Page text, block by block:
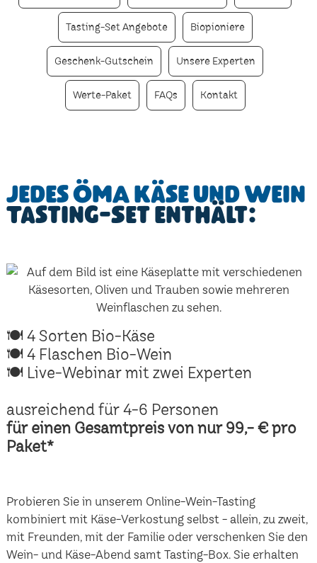
Tasting-Set Angebote Biopioniere
Geschenk-Gutschein Unsere Experten
Werte-Paket FAQs Kontakt
Jedes ÖMA Käse und Wein
Tasting-Set enthält:
🍽 4 Sorten Bio-Käse
🍽 4 Flaschen Bio-Wein
🍽 Live-Webinar mit zwei Experten
ausreichend für 4-6 Personen
für einen Gesamtpreis von nur 99,- € pro
Paket*
Probieren Sie in unserem Online-Wein-Tasting
kombiniert mit Käse-Verkostung selbst - allein, zu zweit,
mit Freunden, mit der Familie oder verschenken Sie den
Wein- und Käse-Abend samt Tasting-Box. Sie erhalten